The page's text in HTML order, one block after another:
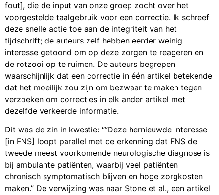
fout], die de input van onze groep zocht over het
voorgestelde taalgebruik voor een correctie. Ik schreef
deze snelle actie toe aan de integriteit van het
tijdschrift; de auteurs zelf hebben eerder weinig
interesse getoond om op deze zorgen te reageren en
de rotzooi op te ruimen. De auteurs begrepen
waarschijnlijk dat een correctie in één artikel betekende
dat het moeilijk zou zijn om bezwaar te maken tegen
verzoeken om correcties in elk ander artikel met
dezelfde verkeerde informatie.
Dit was de zin in kwestie: “”Deze hernieuwde interesse
[in FNS] loopt parallel met de erkenning dat FNS de
tweede meest voorkomende neurologische diagnose is
bij ambulante patiënten, waarbij veel patiënten
chronisch symptomatisch blijven en hoge zorgkosten
maken.” De verwijzing was naar Stone et al., een artikel